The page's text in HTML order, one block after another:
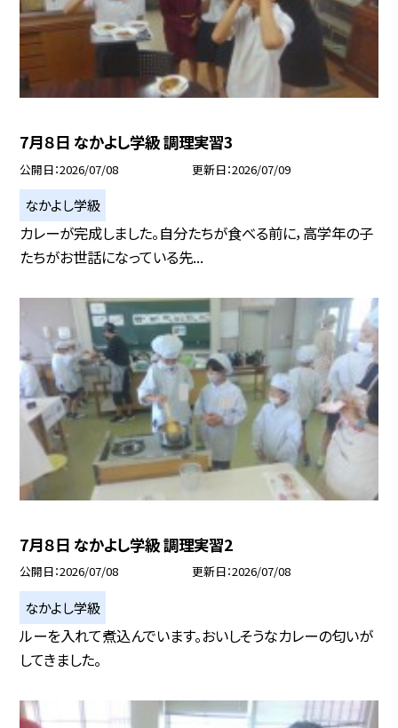
7月８日 なかよし学級 調理実習3
公開日 2026/07/08 更新日 2026/07/09
なかよし学級
カレーが完成しました。自分たちが食べる前に，高学年の子
たちがお世話になっている先...
7月８日 なかよし学級 調理実習2
公開日 2026/07/08 更新日 2026/07/08
なかよし学級
ルーを入れて煮込んでいます。おいしそうなカレーの匂いが
してきました。